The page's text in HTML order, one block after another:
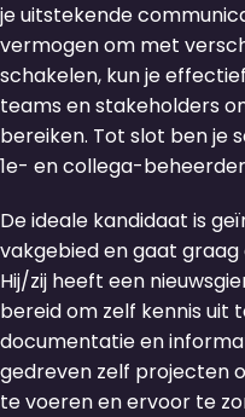
je uitstekende
vermogen om met
schakelen, kun je
teams en stakeholders
bereiken. Tot slot ben je
1e- en collega-
De ideale kandidaat is
vakgebied en gaat
Hij/zij heeft een
bereid om zelf kennis uit
documentatie en
gedreven zelf projecten
te voeren en ervoor te